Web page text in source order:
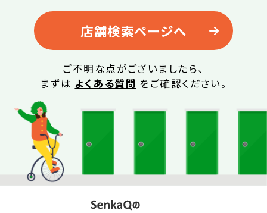
店舗検索ページへ
ご不明な点がございましたら、
まずは よくある質問 をご確認ください。